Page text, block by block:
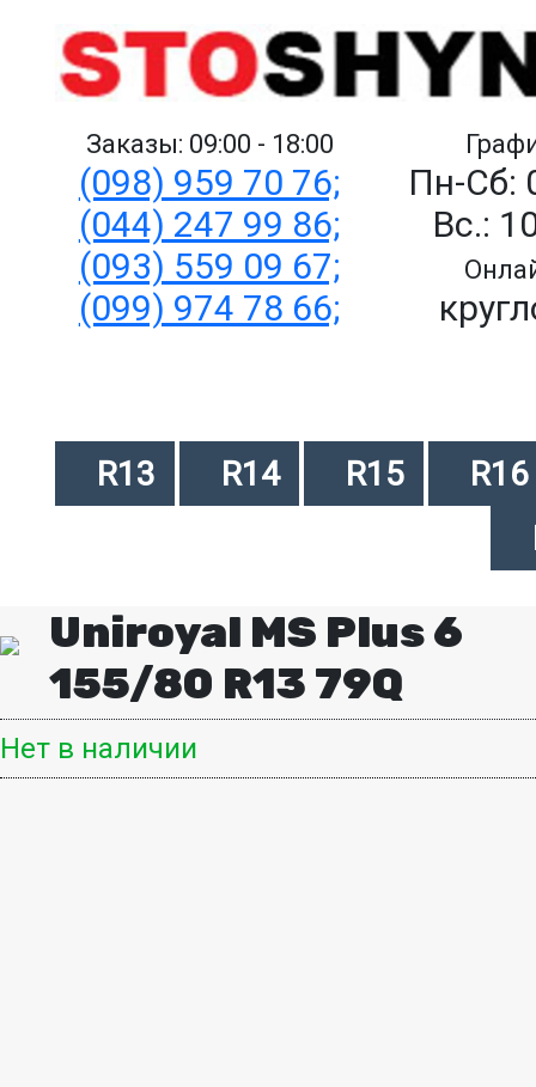
Заказы: 09:00 - 18:00
(098) 959 70 76;
(044) 247 99 86;
(093) 559 09 67;
(099) 974 78 66;
Пн-Сб:
Вс.:
R13 R14 R15
R16
Uniroyal MS Plus 6
155/80 R13 79Q
Нет в наличии